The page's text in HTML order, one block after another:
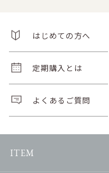
はじめての方へ
定期購入とは
よくあるご質問
ITEM